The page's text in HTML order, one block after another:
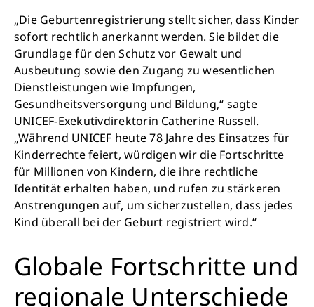
„Die Geburtenregistrierung stellt sicher, dass Kinder
sofort rechtlich anerkannt werden. Sie bildet die
Grundlage für den Schutz vor Gewalt und
Ausbeutung sowie den Zugang zu wesentlichen
Dienstleistungen wie Impfungen,
Gesundheitsversorgung und Bildung,“ sagte
UNICEF-Exekutivdirektorin Catherine Russell.
„Während UNICEF heute 78 Jahre des Einsatzes für
Kinderrechte feiert, würdigen wir die Fortschritte
für Millionen von Kindern, die ihre rechtliche
Identität erhalten haben, und rufen zu stärkeren
Anstrengungen auf, um sicherzustellen, dass jedes
Kind überall bei der Geburt registriert wird.“
Globale Fortschritte und
regionale Unterschiede